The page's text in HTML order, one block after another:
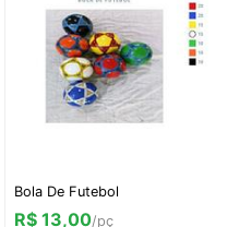
Bola De Futebol
R$ 13,00/pç